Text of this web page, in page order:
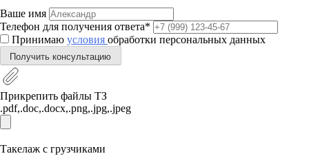
Ваше имя
Телефон для получения ответа*
Принимаю условия обработки персональных данных
Получить консультацию
Прикрепить файлы ТЗ
.pdf,.doc,.docx,.png,.jpg,.jpeg
Такелаж с грузчиками